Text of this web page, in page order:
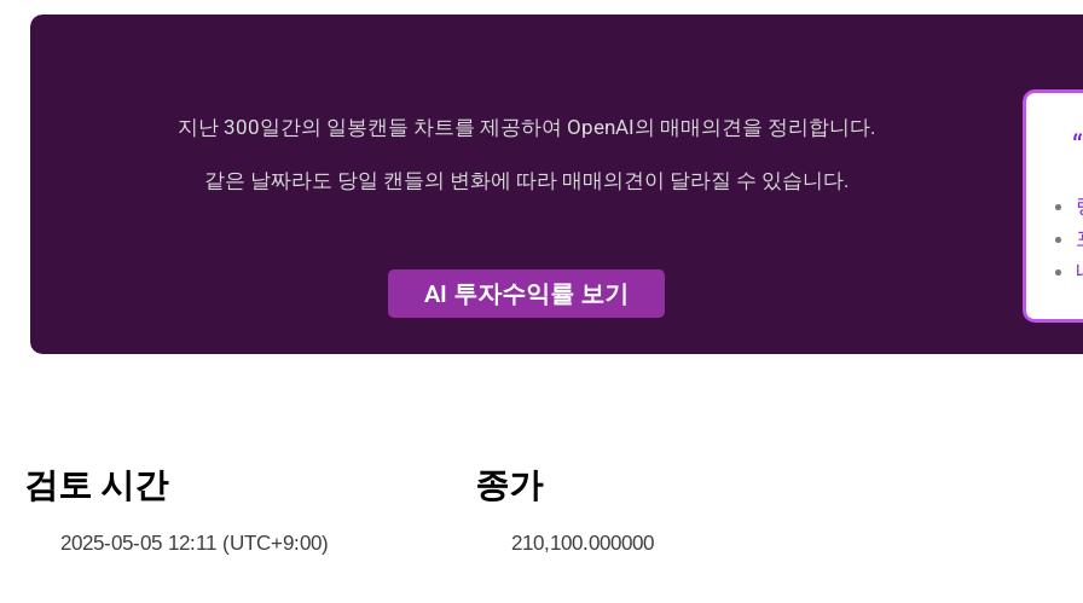
지난 300일간의 일봉캔들 차트를 제공하여 OpenAI의 매매의견을 정리합니다.
같은 날짜라도 당일 캔들의 변화에 따라 매매의견이 달라질 수 있습니다.
AI 투자수익률 보기
검토 시간
2025-05-05 12:11 (UTC+9:00)
종가
210,100.000000